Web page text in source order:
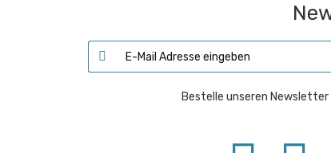
Bestelle unseren